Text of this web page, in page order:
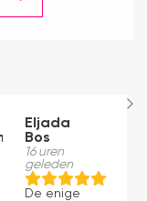
Eljada
Bos
16 uren
geleden
De enige